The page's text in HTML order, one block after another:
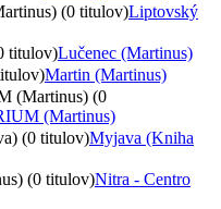
(0 titulov)Liptovský
titulov)Lučenec (Martinus)
Martin (Martinus)
(Martinus) (0
(Martinus)
(0 titulov)Myjava (Kniha
(0 titulov)Nitra - Centro